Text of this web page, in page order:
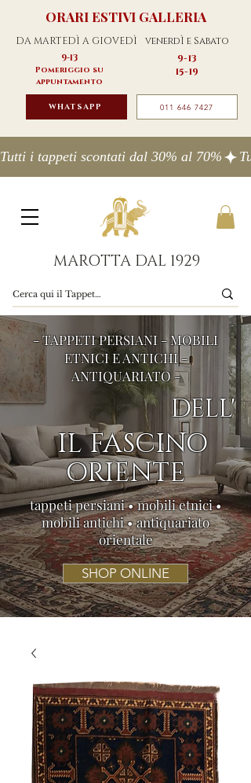
ORARI ESTIVI GALLERIA
DA MARTEDÌ A GIOVEDÌ venerdÌ e Sabato
9-13
Pomeriggio su
appuntamento
9-13
15-19
WHATSAPP 011 646 7427
Tutti i tappeti scontati dal 30% al 70%
MAROTTA DAL 1929
- TAPPETI PERSIANI - MOBILI
ETNICI E ANTICHI -
ANTIQUARIATO -
DELL'
IL FASCINO
ORIENTE
tappeti persiani • mobili etnici •
mobili antichi • antiquariato
orientale
SHOP ONLINE